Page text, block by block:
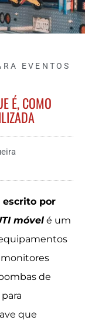
EVENTOS
É, COMO
escrito por
móvel é um
monitores
de
que